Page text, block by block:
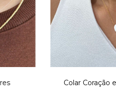
Colar Coração